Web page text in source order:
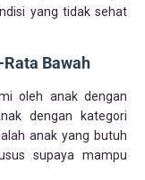
yang tidak sehat
Bawah
oleh anak dengan
dengan kategori
anak yang butuh
supaya mampu